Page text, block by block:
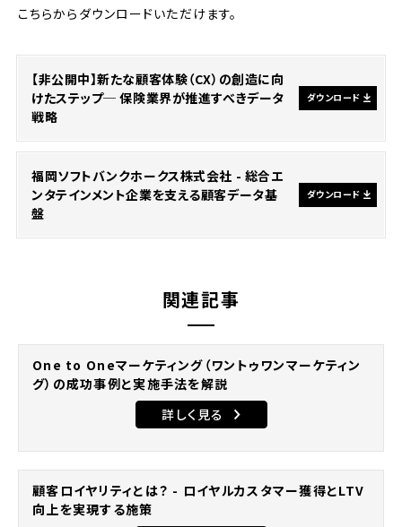
こちらからダウンロードいただけます。
【非公開中】新たな顧客体験（CX）の創造に向
けたステップ─ 保険業界が推進すべきデータ
戦略
ダウンロード
福岡ソフトバンクホークス株式会社 - 総合エ
ンタテインメント企業を支える顧客データ基
盤
ダウンロード
関連記事
One to Oneマーケティング（ワントゥワンマーケティン
グ）の成功事例と実施手法を解説
詳しく見る
顧客ロイヤリティとは？ - ロイヤルカスタマー獲得とLTV
向上を実現する施策